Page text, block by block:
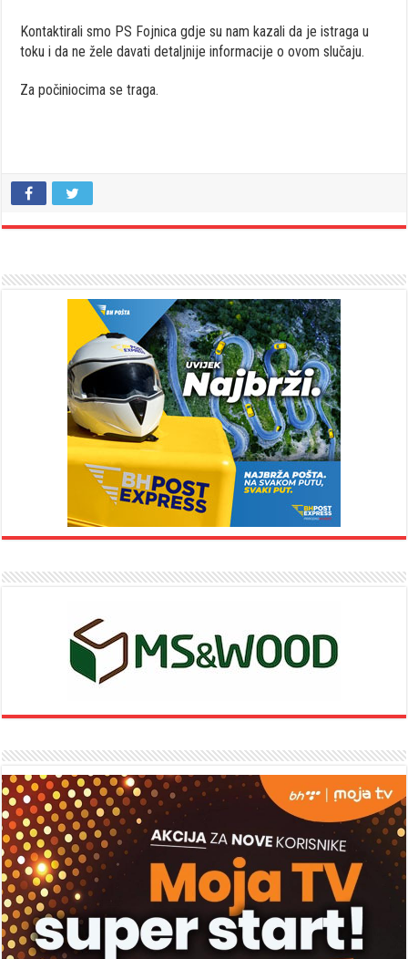
Kontaktirali smo PS Fojnica gdje su nam kazali da je istraga u
toku i da ne žele davati detaljnije informacije o ovom slučaju.
Za počiniocima se traga.